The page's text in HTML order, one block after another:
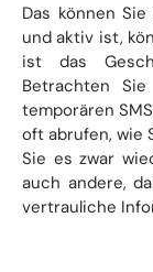
Das können
und aktiv ist,
ist das
Betrachten
temporären
oft abrufen, wie
Sie es zwar
auch andere,
vertrauliche